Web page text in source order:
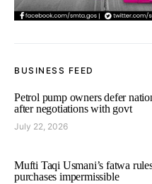
BUSINESS FEED
Petrol pump owners defer
after negotiations with govt
July 22, 2026
Mufti Taqi Usmani’s fatwa
purchases impermissible